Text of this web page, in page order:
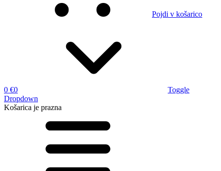
Pojdi v košarico
0 €0
Toggle
Dropdown
Košarica je prazna